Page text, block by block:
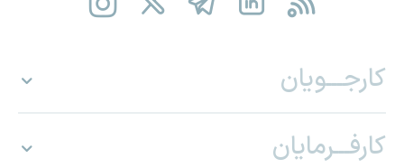
کارجـــویان
کارفـــرمایان